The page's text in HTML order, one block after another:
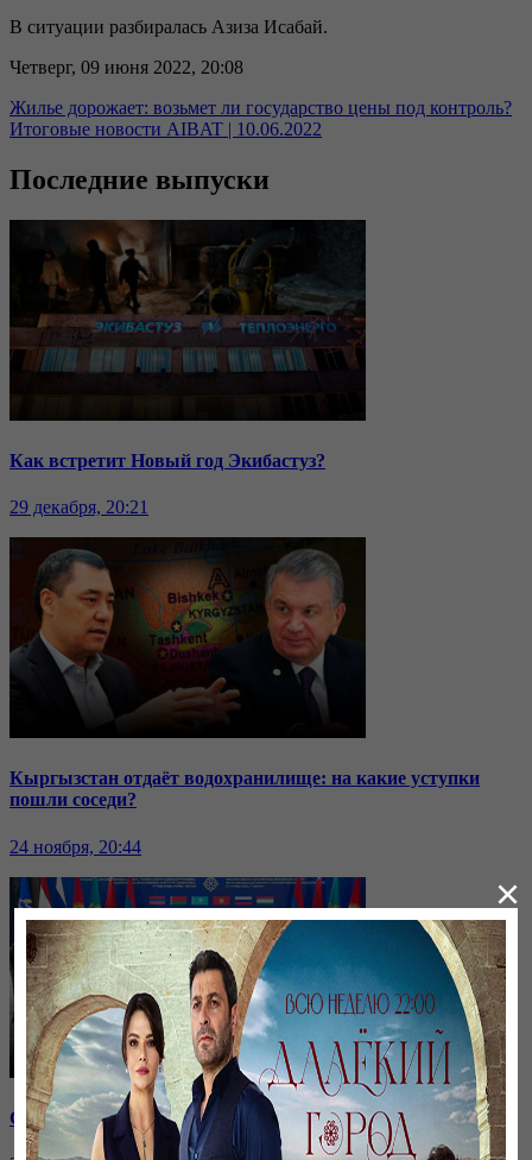
В ситуации разбиралась Азиза Исабай.
Четверг, 09 июня 2022, 20:08
Жилье дорожает: возьмет ли государство цены под контроль?
Итоговые новости AIBAT | 10.06.2022
Последние выпуски
Как встретит Новый год Экибастуз?
29 декабря, 20:21
Кыргызстан отдаёт водохранилище: на какие уступки
пошли соседи?
24 ноября, 20:44
Саммит ОДКБ: под вопросом эффективность организации
×